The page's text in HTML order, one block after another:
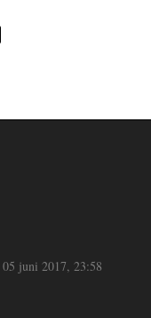
05 juni 2017, 23:58